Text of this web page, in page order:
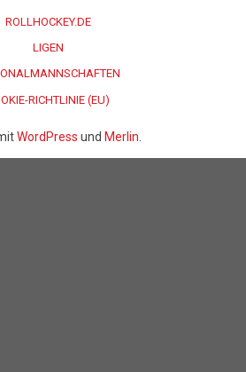
ROLLHOCKEY.DE
LIGEN
RICHTLINIE (EU)
WordPress und Merlin